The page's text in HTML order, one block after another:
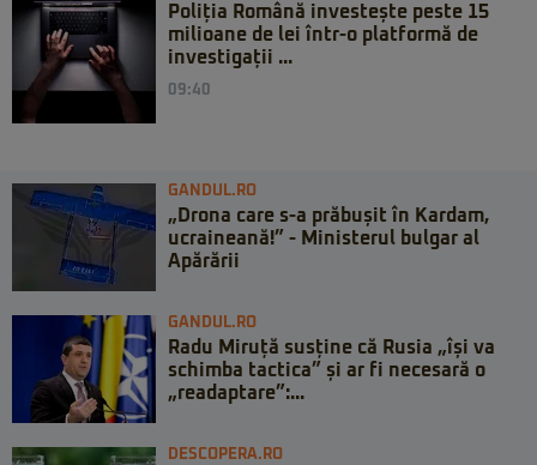
Poliția Română investește peste 15
milioane de lei într-o platformă de
investigații ...
09:40
GANDUL.RO
„Drona care s-a prăbușit în Kardam,
ucraineană!” - Ministerul bulgar al
Apărării
GANDUL.RO
Radu Miruță susține că Rusia „își va
schimba tactica” și ar fi necesară o
„readaptare”:...
DESCOPERA.RO